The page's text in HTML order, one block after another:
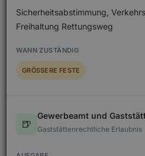
Sicherheitsabstimmung,
Freihaltung Rettungsweg
GRÖSSERE FESTE
🍺
Gewerbeamt und
Gaststättenrechtliche Erlaubnis